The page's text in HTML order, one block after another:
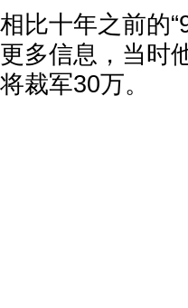
相比十年之前的
更多信息，当时
将裁军30万。